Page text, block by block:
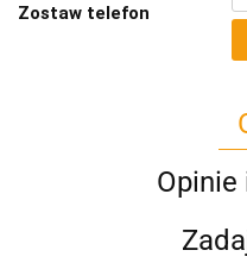
Zostaw telefon
Opinie